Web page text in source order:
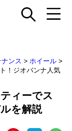
ンス > ホイール >
！ジオバンナ人気
ィーでス
を解説